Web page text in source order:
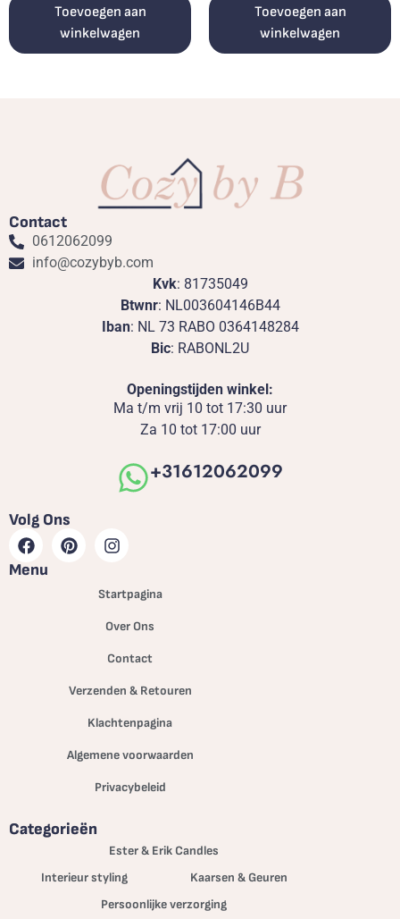
Toevoegen aan
winkelwagen
Toevoegen aan
winkelwagen
Contact
0612062099
info@cozybyb.com
Kvk: 81735049
Btwnr: NL003604146B44
Iban: NL 73 RABO 0364148284
Bic: RABONL2U
Openingstijden winkel:
Ma t/m vrij 10 tot 17:30 uur
Za 10 tot 17:00 uur
+31612062099
Volg Ons
Menu
Startpagina
Over Ons
Contact
Verzenden & Retouren
Klachtenpagina
Algemene voorwaarden
Privacybeleid
Categorieën
Ester & Erik Candles
Interieur styling
Kaarsen & Geuren
Persoonlijke verzorging